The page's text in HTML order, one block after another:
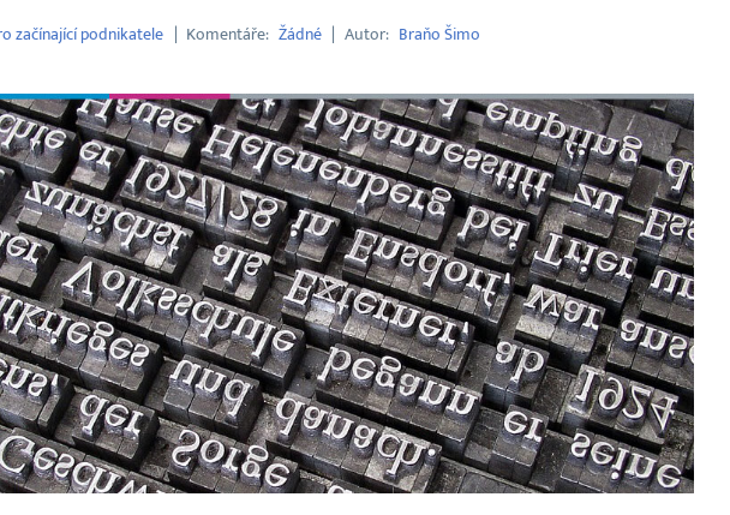
začínající podnikatele Komentáře Žádné Autor Braňo Šimo